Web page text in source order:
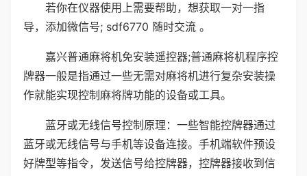
若你在仪器使用上需要帮助，想获取一对一指
导，添加微信号; sdf6770 随时交流 。
嘉兴普通麻将机免安装遥控器;普通麻将机程序控
牌器一般是指通过一些无需对麻将机进行复杂安装操
作就能实现控制麻将牌功能的设备或工具。
蓝牙或无线信号控制原理：一些智能控牌器通过
蓝牙或无线信号与手机等设备连接。手机端软件预设
好牌型等指令，发送信号给控牌器，控牌器接收到信